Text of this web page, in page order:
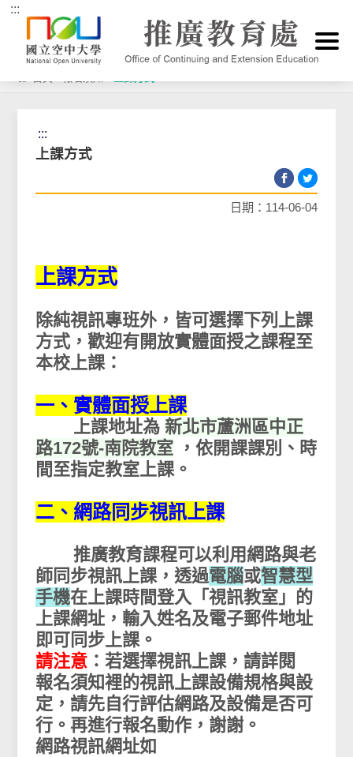
跳到主要內容區塊
:::
:::
上課方式
日期：114-06-04
上課方式
除純視訊專班外，皆可選擇下列上課
方式，歡迎有開放實體面授之課程至
本校上課：
一、實體面授上課
上課地址為 新北市蘆洲區中正
路172號-南院教室 ，依開課課別、時
間至指定教室上課。
二、網路同步視訊上課
推廣教育課程可以利用網路與老
師同步視訊上課，透過電腦或智慧型
手機在上課時間登入「視訊教室」的
上課網址，輸入姓名及電子郵件地址
即可同步上課。
請注意 ：若選擇視訊上課，請詳閱
報名須知裡的視訊上課設備規格與設
定，請先自行評估網路及設備是否可
行。再進行報名動作，謝謝。
網路視訊網址如